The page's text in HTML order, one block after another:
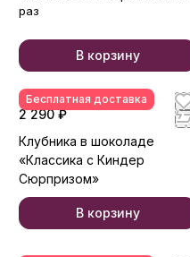
раз
В корзину
Бесплатная доставка
2 290 ₽
Клубника в шоколаде
«Классика с Киндер
Сюрпризом»
В корзину